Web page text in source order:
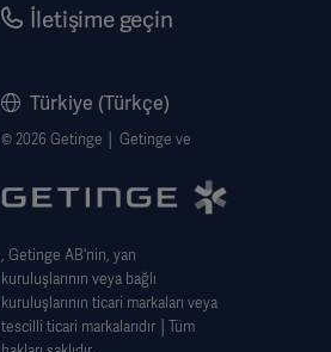
İletişime geçin
Türkiye (Türkçe)
© 2026 Getinge │ Getinge ve
, Getinge AB'nin, yan
kuruluşlarının veya bağlı
kuruluşlarının ticari markaları veya
tescilli ticari markalarıdır │Tüm